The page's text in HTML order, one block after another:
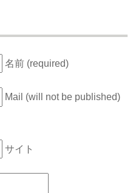
名前 (required)
Mail (will not be published)
サイト